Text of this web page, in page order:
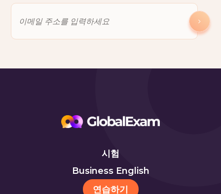
시험
Business English
연습하기